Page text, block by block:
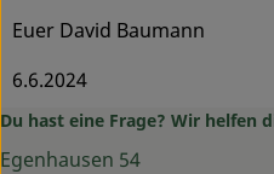
Euer David Baumann
6.6.2024
Du hast eine Frage? Wir helfen
Egenhausen 54